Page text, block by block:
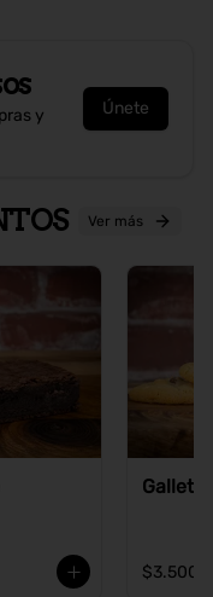
y
Únete
Ver más
Galletas
$3.500